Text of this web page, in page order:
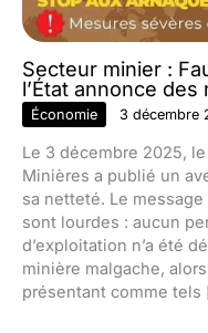
Secteur minier :
l’État annonce
Économie 3 décembre
Le 3 décembre 2025,
Minières a publié un
sa netteté. Le
sont lourdes : aucun
d’exploitation n’a été
minière malgache,
présentant comme